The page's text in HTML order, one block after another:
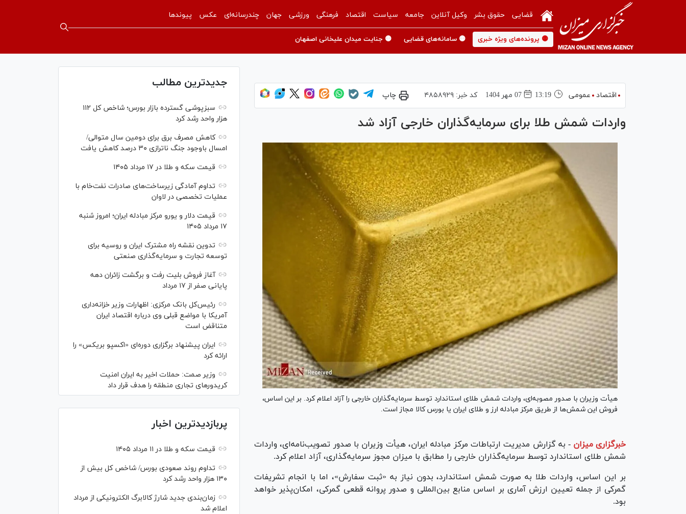
قضایی حقوق بشر وکیل آنلاین جامعه سیاست اقتصاد فرهنگی ورزشی جهان چندرسانه‌ای عکس پیوندها
🟡 پرونده‌های ویژه خبری 🟡 سامانه‌های قضایی 🟡 جنایت میدان علیخانی اصفهان
اقتصاد عمومی 13:19 07 مهر 1404 کد خبر:۴۸۵۸۹۲۹ چاپ
واردات شمش طلا برای سرمایه‌گذاران خارجی آزاد شد
هیأت وزیران با صدور مصوبه‌ای، واردات شمش طلای استاندارد توسط سرمایه‌گذاران خارجی را آزاد اعلام کرد. بر این اساس،
فروش این شمش‌ها از طریق مرکز مبادله ارز و طلای ایران یا بورس کالا مجاز است.
خبرگزاری میزان - به گزارش مدیریت ارتباطات مرکز مبادله ایران، هیأت وزیران با صدور تصویب‌نامه‌ای، واردات
شمش طلای استاندارد توسط سرمایه‌گذاران خارجی را مطابق با میزان مجوز سرمایه‌گذاری، آزاد اعلام کرد.
بر این اساس، واردات طلا به صورت شمش استاندارد، بدون نیاز به «ثبت سفارش»، اما با انجام تشریفات
گمرکی از جمله تعیین ارزش آماری بر اساس منابع بین‌المللی و صدور پروانه قطعی گمرکی، امکان‌پذیر خواهد
بود.
جدیدترین مطالب
سبزپوشی گسترده بازار بورس؛ شاخص کل ۱۱۲
هزار واحد رشد کرد
کاهش مصرف برق برای دومین سال متوالی/
امسال باوجود جنگ ناترازی ۳۰ درصد کاهش یافت
قیمت سکه و طلا در ۱۷ مرداد ۱۴۰۵
تداوم آمادگی زیرساخت‌های صادرات نفت‌خام با
عملیات تخصصی در لاوان
قیمت دلار و یورو مرکز مبادله ایران؛ امروز شنبه
۱۷ مرداد ۱۴۰۵
تدوین نقشه راه مشترک ایران و روسیه برای
توسعه تجارت و سرمایه‌گذاری صنعتی
آغاز فروش بلیت رفت و برگشت زائران دهه
پایانی صفر از ۱۷ مرداد
رئیس‌کل بانک مرکزی: اظهارات وزیر خزانه‌داری
آمریکا با مواضع قبلی وی درباره اقتصاد ایران
متناقض است
ایران پیشنهاد برگزاری دوره‌ای «اکسپو بریکس» را
ارائه کرد
وزیر صمت: حملات اخیر به ایران امنیت
کریدورهای تجاری منطقه را هدف قرار داد
پربازدیدترین اخبار
قیمت سکه و طلا در ۱۱ مرداد ۱۴۰۵
تداوم روند صعودی بورس/ شاخص کل بیش از
۱۳۰ هزار واحد رشد کرد
زمان‌بندی جدید شارژ کالابرگ الکترونیکی از مرداد
اعلام شد